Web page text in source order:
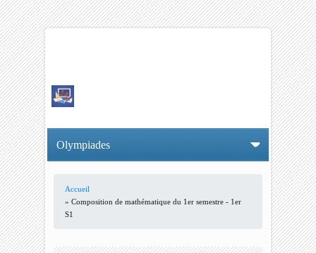
VOUS ÊTES ICI
Accueil
» Composition de mathématique du 1er semestre - 1er
S1